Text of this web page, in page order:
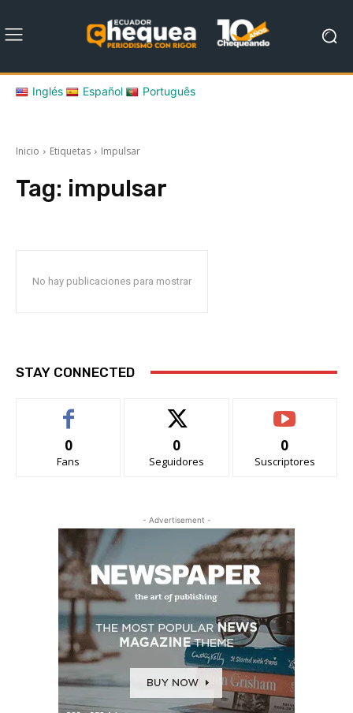
Inglés Español Português
Inicio Etiquetas Impulsar
Tag: impulsar
No hay publicaciones para mostrar
STAY CONNECTED
0
Fans
0
Seguidores
0
Suscriptores
- Advertisement -